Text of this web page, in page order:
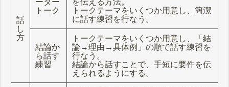
話
し
方
トーク
トークテーマをいくつか用意し、簡潔
に話す練習を行なう。
結論か
ら話す
練習
トークテーマをいくつか用意し、「結
論→理由→具体例」の順で話す練習を
行なう。
結論から話すことで、手短に要件を伝
えられるようにする。